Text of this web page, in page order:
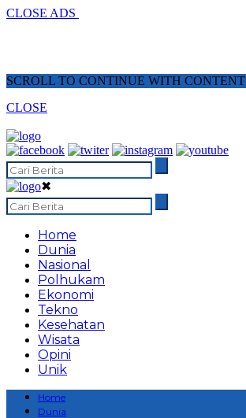
CLOSE ADS
SCROLL TO CONTINUE WITH CONTENT
CLOSE
✖
Home
Dunia
Nasional
Polhukam
Ekonomi
Tekno
Kesehatan
Wisata
Opini
Unik
Home
Dunia